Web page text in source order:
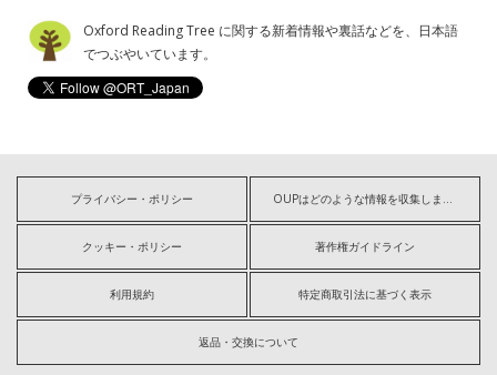
Oxford Reading Tree に関する新着情報や裏話などを、日本語
でつぶやいています。
プライバシー・ポリシー OUPはどのような情報を収集しますか?
クッキー・ポリシー 著作権ガイドライン
利用規約 特定商取引法に基づく表示
返品・交換について